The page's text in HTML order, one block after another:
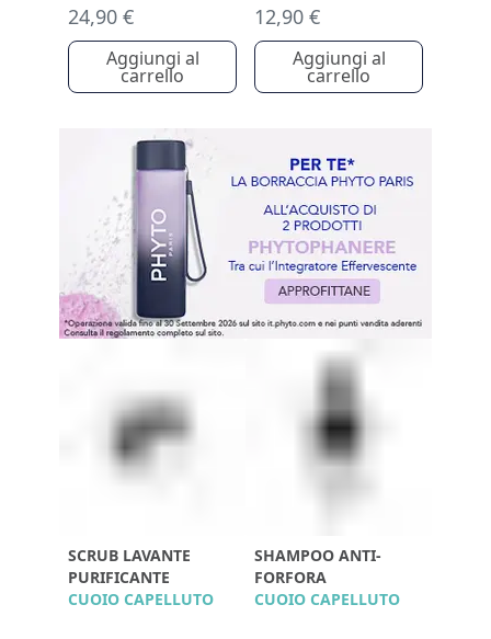
24,90 €
Aggiungi al
carrello
12,90 €
Aggiungi al
carrello
SCRUB LAVANTE
PURIFICANTE
CUOIO CAPELLUTO
SHAMPOO ANTI-
FORFORA
CUOIO CAPELLUTO